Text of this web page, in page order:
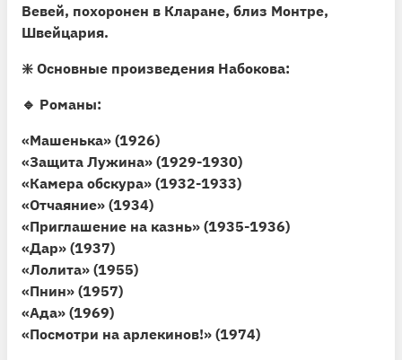
Вевей, похоронен в Кларане, близ Монтре,
Швейцария.
❇️ Основные произведения Набокова:
🔹 Романы:
«Машенька» (1926)
«Защита Лужина» (1929-1930)
«Камера обскура» (1932-1933)
«Отчаяние» (1934)
«Приглашение на казнь» (1935-1936)
«Дар» (1937)
«Лолита» (1955)
«Пнин» (1957)
«Ада» (1969)
«Посмотри на арлекинов!» (1974)